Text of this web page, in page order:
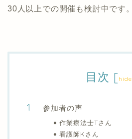
30人以上での開催も検討中です。
目次 [hide
参加者の声
作業療法士Tさん
看護師Kさん